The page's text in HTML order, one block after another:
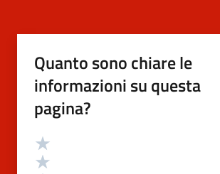
Quanto sono chiare le
informazioni su questa
pagina?
Valutazione